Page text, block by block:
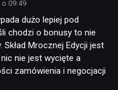
o 09:49
dużo lepiej pod
chodzi o bonusy to nie
Skład Mrocznej Edycji jest
nie jest wycięte a
zamówienia i negocjacji